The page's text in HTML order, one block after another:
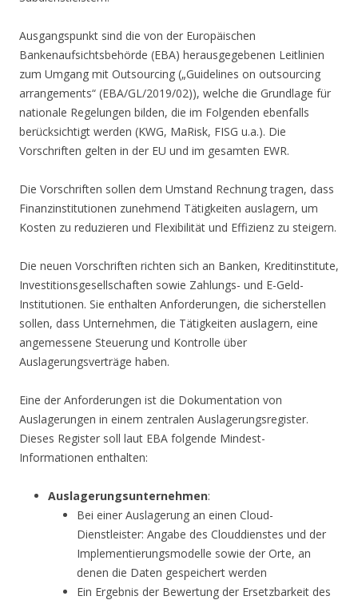
Ausgangspunkt sind die von der Europäischen
Bankenaufsichtsbehörde (EBA) herausgegebenen Leitlinien
zum Umgang mit Outsourcing („Guidelines on outsourcing
arrangements“ (EBA/GL/2019/02)), welche die Grundlage für
nationale Regelungen bilden, die im Folgenden ebenfalls
berücksichtigt werden (KWG, MaRisk, FISG u.a.). Die
Vorschriften gelten in der EU und im gesamten EWR.
Die Vorschriften sollen dem Umstand Rechnung tragen, dass
Finanzinstitutionen zunehmend Tätigkeiten auslagern, um
Kosten zu reduzieren und Flexibilität und Effizienz zu steigern.
Die neuen Vorschriften richten sich an Banken, Kreditinstitute,
Investitionsgesellschaften sowie Zahlungs- und E-Geld-
Institutionen. Sie enthalten Anforderungen, die sicherstellen
sollen, dass Unternehmen, die Tätigkeiten auslagern, eine
angemessene Steuerung und Kontrolle über
Auslagerungsverträge haben.
Eine der Anforderungen ist die Dokumentation von
Auslagerungen in einem zentralen Auslagerungsregister.
Dieses Register soll laut EBA folgende Mindest-
Informationen enthalten:
Auslagerungsunternehmen:
Bei einer Auslagerung an einen Cloud-
Dienstleister: Angabe des Clouddienstes und der
Implementierungsmodelle sowie der Orte, an
denen die Daten gespeichert werden
Ein Ergebnis der Bewertung der Ersetzbarkeit des